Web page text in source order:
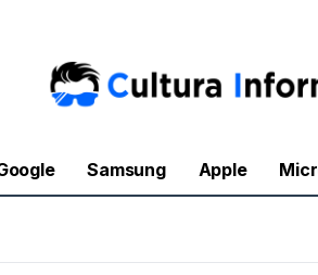
Samsung Apple